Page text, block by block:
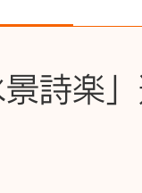
景詩楽